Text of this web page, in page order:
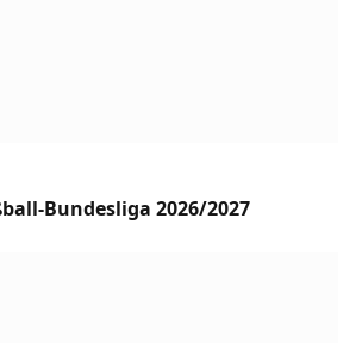
Bundesliga 2026/2027